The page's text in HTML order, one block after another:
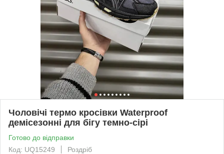
Чоловічі термо кросівки Waterproof
демісезонні для бігу темно-сірі
Готово до відправки
Код: UQ15249
Роздріб